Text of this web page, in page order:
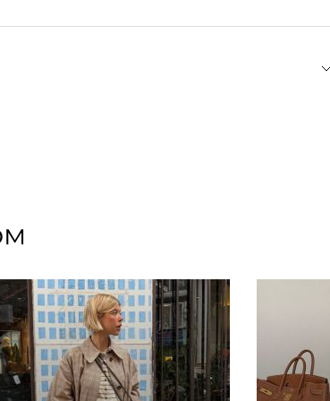
или на декоративных тарелках. При скоплении
пляж. Серебро и золото плохо реагируют на
салфеткой из микрофибры после носки.